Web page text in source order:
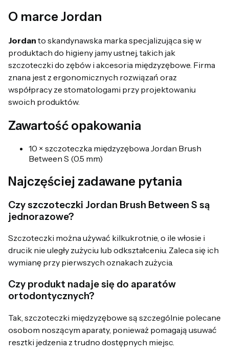
O marce Jordan
Jordan to skandynawska marka specjalizująca się w
produktach do higieny jamy ustnej, takich jak
szczoteczki do zębów i akcesoria międzyzębowe. Firma
znana jest z ergonomicznych rozwiązań oraz
współpracy ze stomatologami przy projektowaniu
swoich produktów.
Zawartość opakowania
10 × szczoteczka międzyzębowa Jordan Brush
Between S (0.5 mm)
Najczęściej zadawane pytania
Czy szczoteczki Jordan Brush Between S są
jednorazowe?
Szczoteczki można używać kilkukrotnie, o ile włosie i
drucik nie uległy zużyciu lub odkształceniu. Zaleca się ich
wymianę przy pierwszych oznakach zużycia.
Czy produkt nadaje się do aparatów
ortodontycznych?
Tak, szczoteczki międzyzębowe są szczególnie polecane
osobom noszącym aparaty, ponieważ pomagają usuwać
resztki jedzenia z trudno dostępnych miejsc.